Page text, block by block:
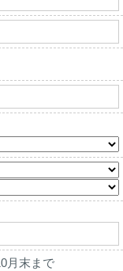
月末まで